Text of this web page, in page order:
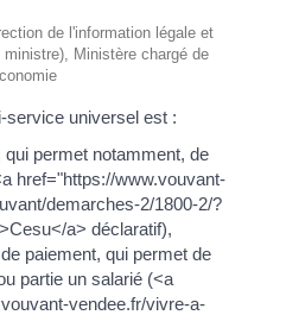
de l'information légale et
Ministère chargé de
service universel est :
permet notamment, de
href="https://www.vouvant-
demarches-2/1800-2/?
a> déclaratif),
paiement, qui permet de
partie un salarié (<a
vendee.fr/vivre-a-